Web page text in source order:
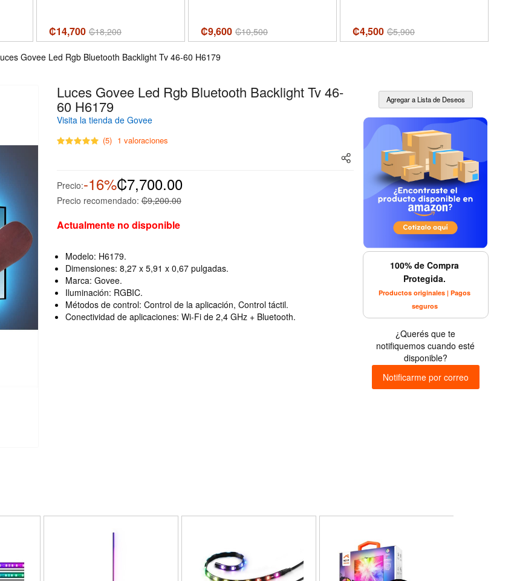
₡14,700 ₡18,200 ₡9,600 ₡10,500 ₡4,500 ₡5,900
Govee Led Rgb Bluetooth Backlight Tv 46-60 H6179
Luces Govee Led Rgb Bluetooth Backlight Tv 46-
60 H6179
Visita la tienda de Govee
(5) 1 valoraciones
Precio:-16%₡7,700.00
Precio recomendado: ₡9,200.00
Actualmente no disponible
Modelo: H6179.
Dimensiones: 8,27 x 5,91 x 0,67 pulgadas.
Marca: Govee.
Iluminación: RGBIC.
Métodos de control: Control de la aplicación, Control táctil.
Conectividad de aplicaciones: Wi-Fi de 2,4 GHz + Bluetooth.
100% de Compra
Protegida.
Productos originales | Pagos
seguros
¿Querés que te
notifiquemos cuando esté
disponible?
Notificarme por correo